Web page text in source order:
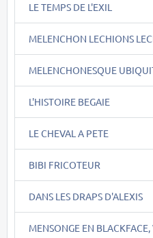
LE TEMPS DE L'EXIL
MELENCHON LECHIONS
MELENCHONESQUE
L'HISTOIRE BEGAIE
LE CHEVAL A PETE
BIBI FRICOTEUR
DANS LES DRAPS D'ALEXIS
MENSONGE EN BLACKFACE,